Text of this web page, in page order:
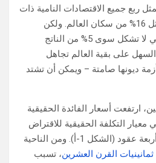
ربع جميع الاقتصادات النامية ذات
التصنيف الائتماني، كما تمثل 16% من سكان العالم. ولكن
نشاطها الاقتصادي الجماعي لا تشكل سوى 5% من الناتج
على بقية العالم تجاهل
ديونها صامتة – ويمكن أن تشتد
ارتفعت أسعار الفائدة الحقيقية
التكلفة الحقيقية للاقتراض
عالميًا – بأسرع وتيرة في أربعة عقود (الشكل 1-أ). ومن الناحية
ثمانينيات القرن العشرين، تسبب